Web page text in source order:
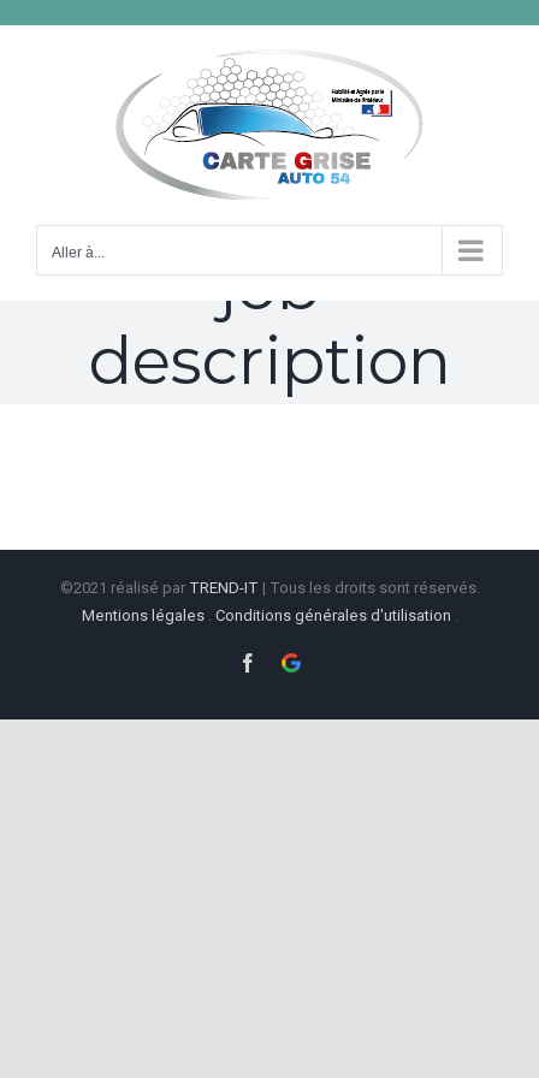
Aller à...
payday loan
job
description
©2021 réalisé par TREND-IT | Tous les droits sont réservés.
Mentions légales. Conditions générales d'utilisation .
Facebook
Google